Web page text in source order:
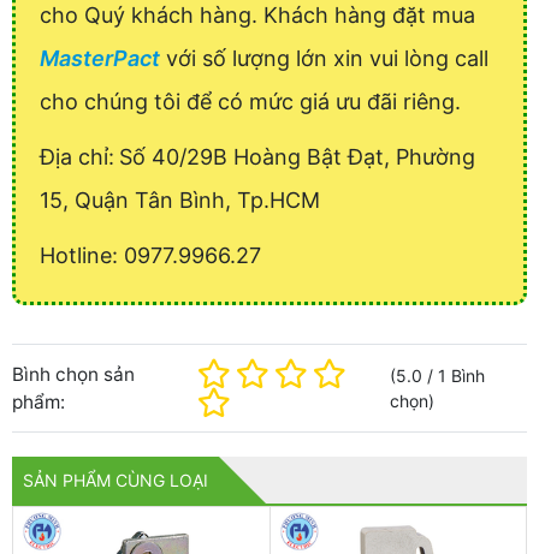
cho Quý khách hàng. Khách hàng đặt mua
MasterPact với số lượng lớn xin vui lòng call
cho chúng tôi để có mức giá ưu đãi riêng.
Địa chỉ: Số 40/29B Hoàng Bật Đạt, Phường
15, Quận Tân Bình, Tp.HCM
Hotline: 0977.9966.27
Bình chọn sản
phẩm:
(5.0 /1 Bình
chọn)
SẢN PHẨM CÙNG LOẠI